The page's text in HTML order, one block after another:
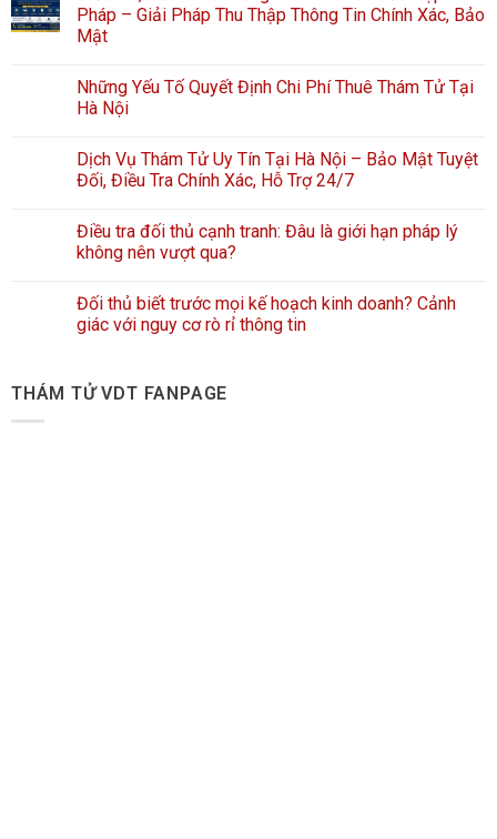
Pháp – Giải Pháp Thu Thập Thông Tin Chính Xác, Bảo
Mật
Những Yếu Tố Quyết Định Chi Phí Thuê Thám Tử Tại
Hà Nội
Dịch Vụ Thám Tử Uy Tín Tại Hà Nội – Bảo Mật Tuyệt
Đối, Điều Tra Chính Xác, Hỗ Trợ 24/7
Điều tra đối thủ cạnh tranh: Đâu là giới hạn pháp lý
không nên vượt qua?
Đối thủ biết trước mọi kế hoạch kinh doanh? Cảnh
giác với nguy cơ rò rỉ thông tin
THÁM TỬ VDT FANPAGE